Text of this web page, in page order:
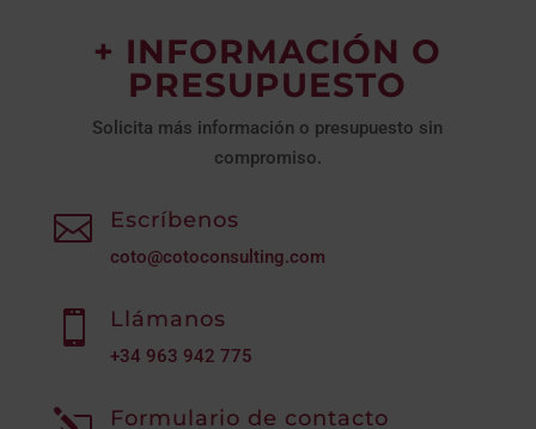
+ INFORMACIÓN O
PRESUPUESTO
Solicita más información o presupuesto sin
compromiso.
 Escríbenos
coto@cotoconsulting.com
 Llámanos
+34 963 942 775
Formulario de contacto